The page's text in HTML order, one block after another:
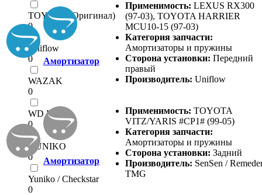
TOYOTA (Оригинал)
0
Uniflow
0
WAZAK
0
WD KYB
0
YUNIKO
0
Yuniko / Checkstar
0
Амортизатор
Применимость: LEXUS RX300
(97-03), TOYOTA HARRIER
MCU10-15 (97-03)
Категория запчасти:
Амортизаторы и пружины
Сторона установки: Передний
правый
Производитель: Uniflow
Амортизатор
Применимость: TOYOTA
VITZ/YARIS #CP1# (99-05)
Категория запчасти:
Амортизаторы и пружины
Сторона установки: Задний
Производитель: SenSen /
TMG